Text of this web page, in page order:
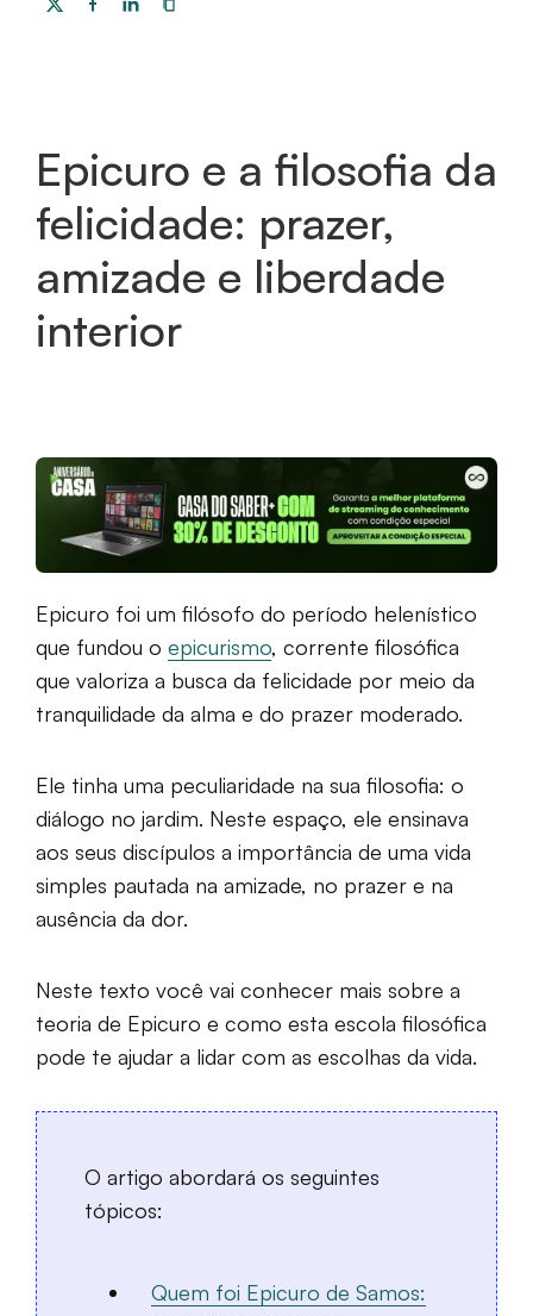
Epicuro e a filosofia da
felicidade: prazer,
amizade e liberdade
interior
Epicuro foi um filósofo do período helenístico
que fundou o epicurismo, corrente filosófica
que valoriza a busca da felicidade por meio da
tranquilidade da alma e do prazer moderado.
Ele tinha uma peculiaridade na sua filosofia: o
diálogo no jardim. Neste espaço, ele ensinava
aos seus discípulos a importância de uma vida
simples pautada na amizade, no prazer e na
ausência da dor.
Neste texto você vai conhecer mais sobre a
teoria de Epicuro e como esta escola filosófica
pode te ajudar a lidar com as escolhas da vida.
O artigo abordará os seguintes
tópicos:
Quem foi Epicuro de Samos: